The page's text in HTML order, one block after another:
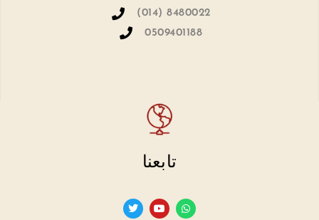
(014) 8480022
0509401188
تابعنا